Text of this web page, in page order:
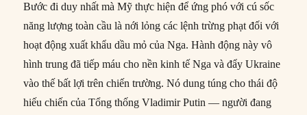
Bước đi duy nhất mà Mỹ thực hiện để ứng phó với cú sốc
năng lượng toàn cầu là nới lỏng các lệnh trừng phạt đối với
hoạt động xuất khẩu dầu mỏ của Nga. Hành động này vô
hình trung đã tiếp máu cho nền kinh tế Nga và đẩy Ukraine
vào thế bất lợi trên chiến trường. Nó dung túng cho thái độ
hiếu chiến của Tổng thống Vladimir Putin — người đang